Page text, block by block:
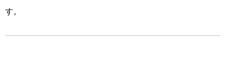
す。